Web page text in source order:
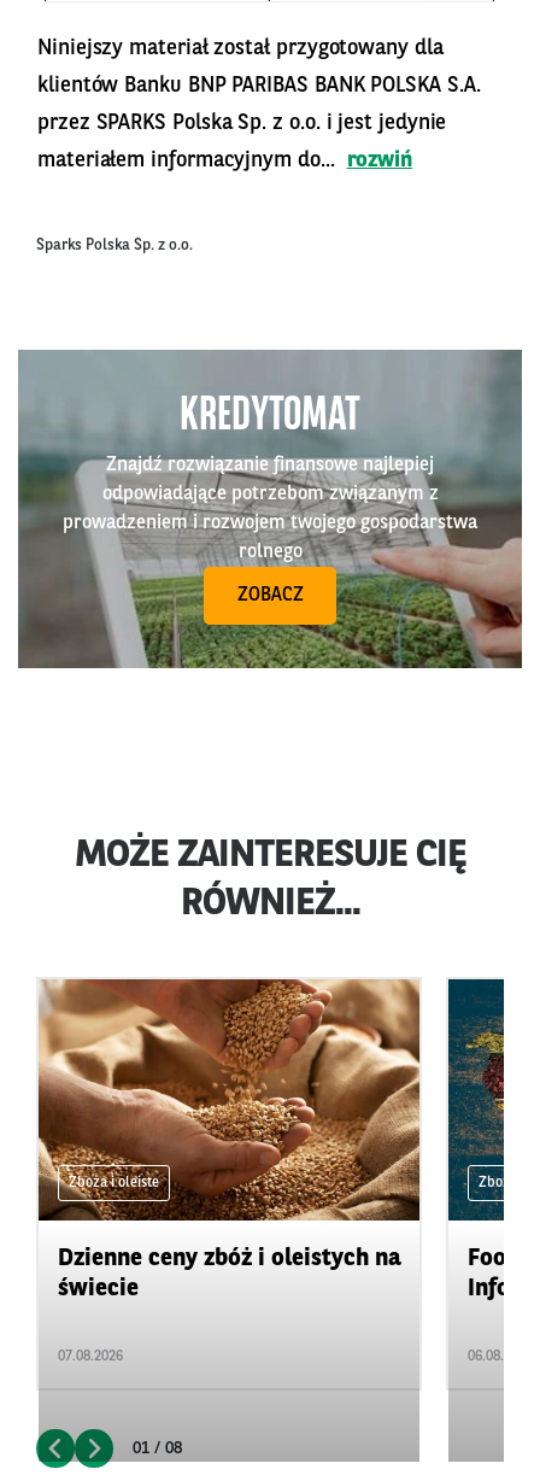
Niniejszy materiał został przygotowany dla
klientów Banku BNP PARIBAS BANK POLSKA S.A.
przez SPARKS Polska Sp. z o.o. i jest jedynie
materiałem informacyjnym do...
rozwiń
Sparks Polska Sp. z o.o.
KREDYTOMAT
Znajdź rozwiązanie finansowe najlepiej
odpowiadające potrzebom związanym z
prowadzeniem i rozwojem twojego gospodarstwa
rolnego
ZOBACZ
MOŻE ZAINTERESUJE CIĘ
RÓWNIEŻ...
Zboża i oleiste
Dzienne ceny zbóż i oleistych na
świecie
07.08.2026
Zboża i
06.08.2026
01 / 08